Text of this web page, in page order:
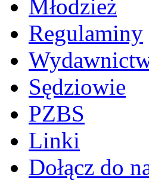
Młodzież
Regulaminy
Sędziowie
PZBS
Linki
Dołącz do